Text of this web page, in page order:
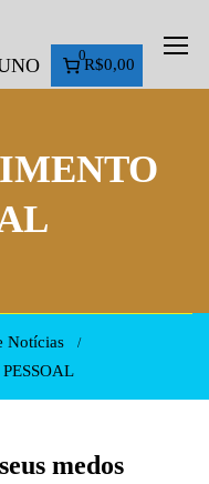
0
R$0,00
Notícias
medos